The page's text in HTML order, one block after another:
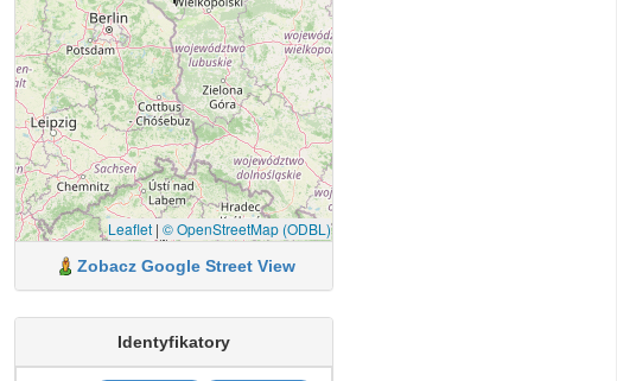
Leaflet| © OpenStreetMap (ODBL)
Zobacz Google Street View
Identyfikatory